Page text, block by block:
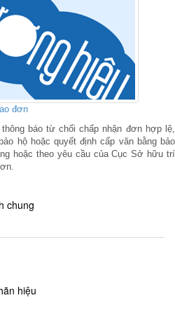
đơn
báo từ chối chấp nhận đơn hợp lệ,
hộ hoặc quyết định cấp văn bằng bảo
hoặc theo yêu cầu của Cục Sở hữu trí
chung
hiệu